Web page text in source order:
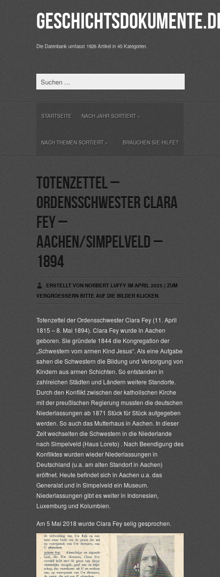
Die Datenbank umfasst 1926 Artikel in 45 Kategorien.
STARTSEITE NACH JAHR SORTIERT»
NACH THEMEN SORTIERT» BRAUCHEN SIE HILFE?
Totenzettel –
Ordensschwester Clara
Fey –
Aachen/Simpelveld –
1894
ERSTELLT VON NORBERT LUFFY IM APRIL 2025 | ZUM
VERGROESSERN BITTE AUF DIE BILDER KLICKEN.
Totenzettel der Ordensschwester Clara Fey (11. April
1815 – 8. Mai 1894). Clara Fey wurde in Aachen
geboren. Sie gründete 1844 die Kongregation der
„Schwestern vom armen Kind Jesus“. Als eine Aufgabe
sahen die Schwestern die Bildung und Versorgung von
Kindern aus armen Schichten. So entstanden in
zahlreichen Städten und Ländern weitere Standorte.
Durch den Konflikt zwischen der katholischen Kirche
mit der preußischen Regierung mussten die deutschen
Niederlassungen ab 1871 Stück für Stück aufgegeben
werden. So auch das Mutterhaus in Aachen. In dieser
Zeit wechselten die Schwestern in die Niederlande
nach Simpelveld (Haus Loreto) . Nach Beendigung des
Konfliktes wurden wieder Niederlassungen in
Deutschland (u.a. am alten Standort in Aachen)
eröffnet. Heute befindet sich in Aachen u.a. das
Generalat und in Simpelveld ein Museum.
Niederlassungen gibt es weiter in Indonesien,
Luxemburg und Kolumbien.
Am 5 Mai 2018 wurde Clara Fey selig gesprochen.